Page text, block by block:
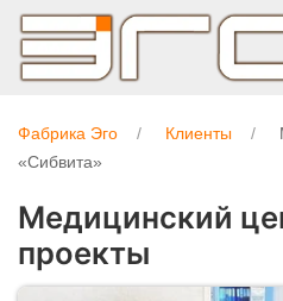
Фабрика Эго Клиенты
«Сибвита»
Медицинский
проекты